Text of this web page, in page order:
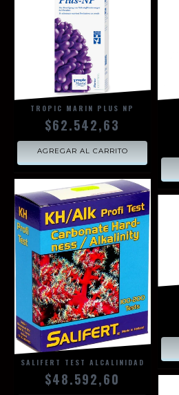
TROPIC MARIN PLUS NP
$62.542,63
AGREGAR AL CARRITO
SALIFERT TEST ALCALINIDAD
$48.592,60